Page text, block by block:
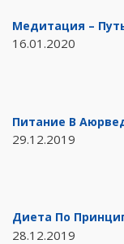
Медитация –
16.01.2020
Питание В
29.12.2019
Диета По
28.12.2019